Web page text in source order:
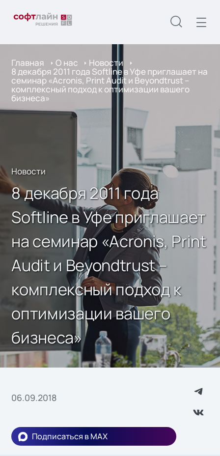
Главная О нас Новости
8 декабря 2011 года Softline в Уфе приглашает на
семинар «Acronis, Print Audit и Beyondtrust –
комплексный подход к оптимизации вашего
бизнеса»
Новости
8 декабря 2011 года
Softline в Уфе приглашает
на семинар «Acronis, Print
Audit и Beyondtrust –
комплексный подход к
оптимизации вашего
бизнеса»
06.09.2018
Подписаться в MAX